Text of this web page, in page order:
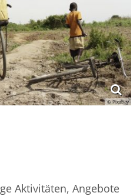
© Pixabay
Aktivitäten, Angebote